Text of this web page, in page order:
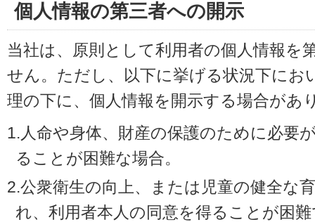
個人情報の第三者への開示
当社は、原則として利用者の個人情報を
せん。ただし、以下に挙げる状況下にお
理の下に、個人情報を開示する場合があ
1.人命や身体、財産の保護のために必要
ることが困難な場合。
2.公衆衛生の向上、または児童の健全な
れ、利用者本人の同意を得ることが困